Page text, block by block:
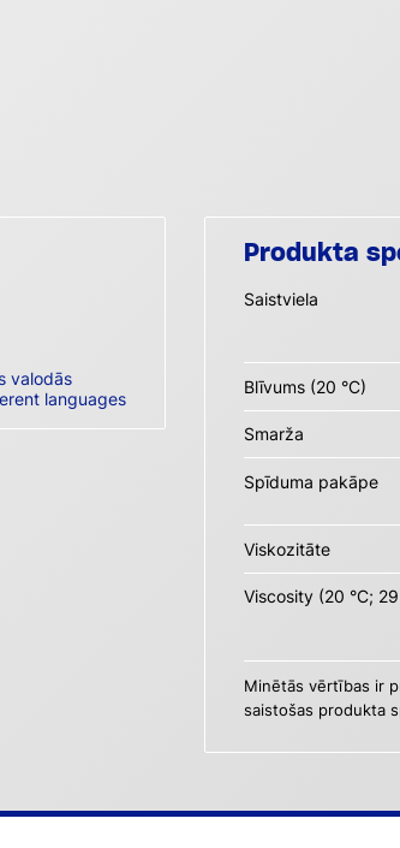
valodās
languages
Produkta
Saistviela
Blīvums (20 °C)
Smarža
Spīduma pakāpe
Viskozitāte
Viscosity (20 °C;
Minētās vērtības ir
saistošas produkta